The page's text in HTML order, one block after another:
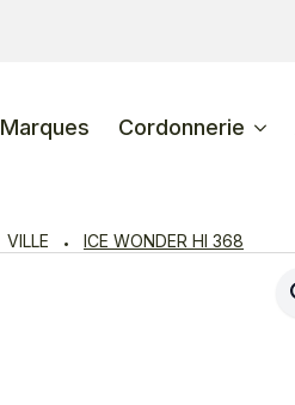
Marques Cordonnerie
VILLE ICE WONDER HI 368